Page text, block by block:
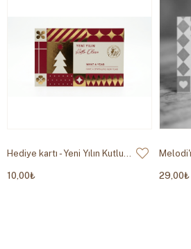
Hediye kartı - Yeni Yılın Kutlu Olsun
10,00₺ 29,00₺